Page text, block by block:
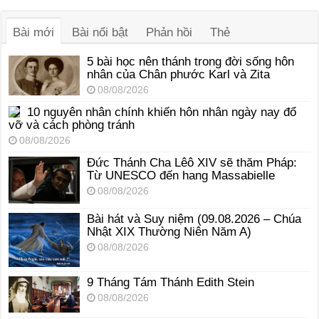
Bài mới Bài nổi bật Phản hồi Thẻ
5 bài học nên thánh trong đời sống hôn
nhân của Chân phước Karl và Zita
08/08/2026
10 nguyên nhân chính khiến hôn nhân ngày nay đổ
vỡ và cách phòng tránh
08/08/2026
Đức Thánh Cha Lêô XIV sẽ thăm Pháp:
Từ UNESCO đến hang Massabielle
08/08/2026
Bài hát và Suy niệm (09.08.2026 – Chúa
Nhật XIX Thường Niên Năm A)
08/08/2026
9 Tháng Tám Thánh Edith Stein
08/08/2026